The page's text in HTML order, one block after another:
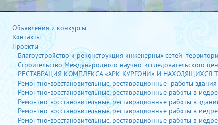
Объявления и конкурсы
Контакты
Проекты
Благоустройство и реконструкция инженерных сетей
Строительство Международного научно-исследовательского
РЕСТАВРАЦИЯ КОМПЛЕКСА «АРК КУРГОНИ» И
Ремонтно-восстановительные, реставрационные работы
Ремонтно-восстановительные, реставрационные работы в
Ремонтно-восстановительные, реставрационные работы в
Ремонтно-восстановительные, реставрационные работы в
Ремонтно-восстановительные, реставрационные работы в